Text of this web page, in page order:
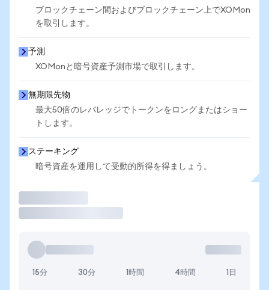
ブロックチェーン間およびブロックチェーン上でXOMon
を取引します。
予測
XOMonと暗号資産予測市場で取引します。
無期限先物
最大50倍のレバレッジでトークンをロングまたはショー
トします。
ステーキング
暗号資産を運用して受動的所得を得ましょう。
15分 30分 1時間 4時間 1日